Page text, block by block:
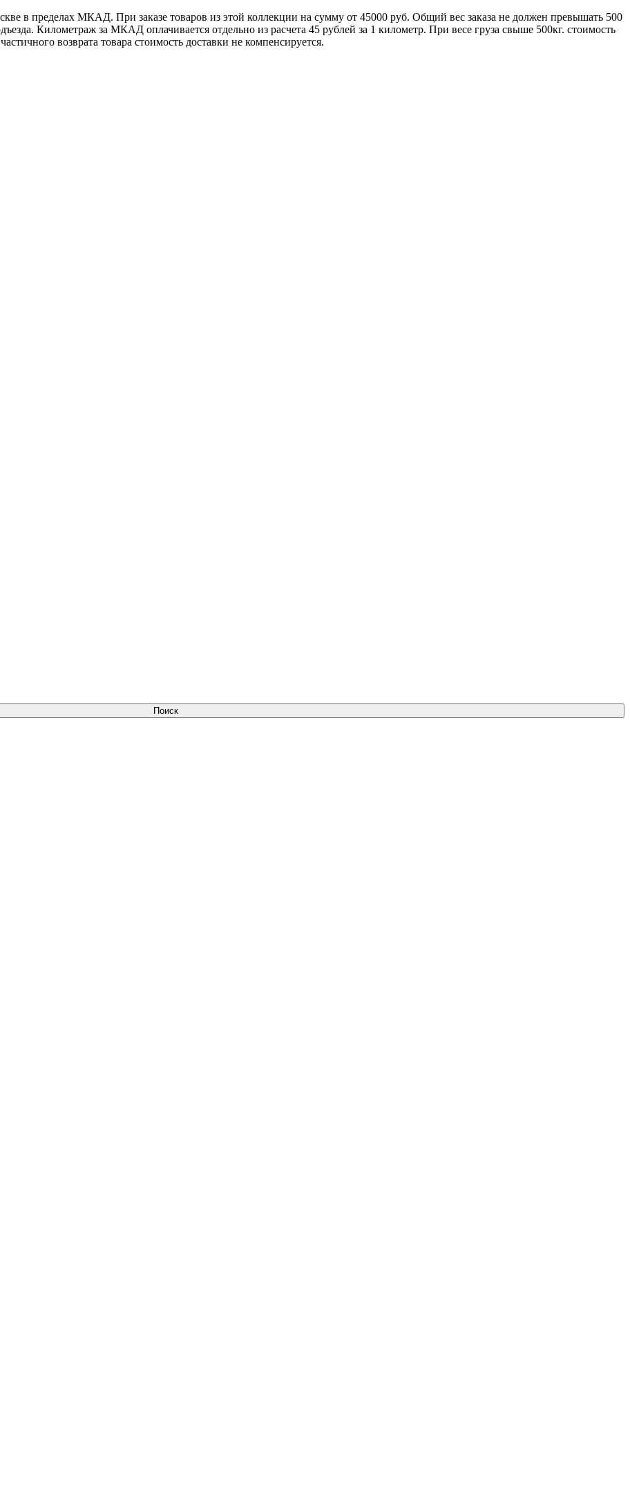
в пределах МКАД. При заказе товаров из этой коллекции на сумму от 45000 руб. Общий вес заказа не должен превышать 500
Километраж за МКАД оплачивается отдельно из расчета 45 рублей за 1 километр. При весе груза свыше 500кг. стоимость
возврата товара стоимость доставки не компенсируется.